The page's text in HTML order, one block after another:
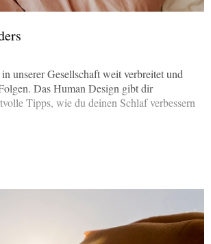
unserer Gesellschaft weit verbreitet und
Das Human Design gibt dir
Tipps, wie du deinen Schlaf verbessern